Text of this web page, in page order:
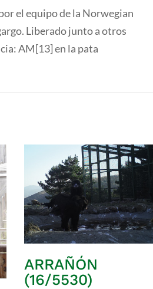
el equipo de la Norwegian
Liberado junto a otros
AM[13] en la pata
ARRAÑÓN
(16/5530)